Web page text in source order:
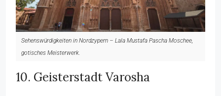
Sehenswürdigkeiten in Nordzypern – Lala Mustafa Pascha Moschee,
gotisches Meisterwerk.
10. Geisterstadt Varosha